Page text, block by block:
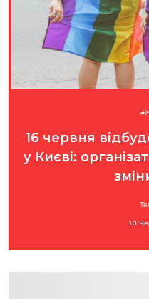
16 червня
у Києві:
13